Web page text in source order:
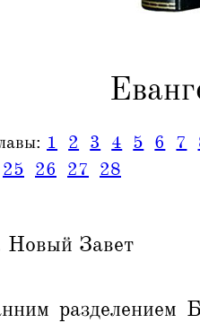
1 2 3 4 5 6 7
25 26 27 28
Новый Завет
разделением